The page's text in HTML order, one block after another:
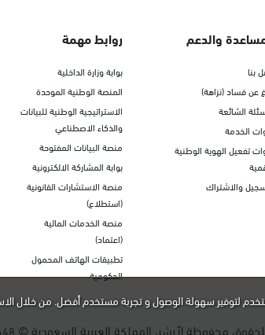
والدعم
بنا
عن فساد (نزاهة)
الشائعة
الخدمة
تفعيل الهوية الوطنية
والاشتراك
روابط مهمة
بوابة وزارة الداخلية
المنصة الوطنية الموحدة
الاستراتيجية الوطنية للبيانات
والذكاء الاصطناعي
منصة البيانات المفتوحة
بوابة المشاركة الالكترونية
منصة الاستشارات القانونية
(استطلاع)
منصة الخدمات المالية
(اعتماد)
تطبيقات الهاتف المحمول
الحكومية
محفوظة لأبشر، المملكة العربية السعودية ©
لتوفير سهولة الوصول و تجربة مستخدم أفضل. من خلال